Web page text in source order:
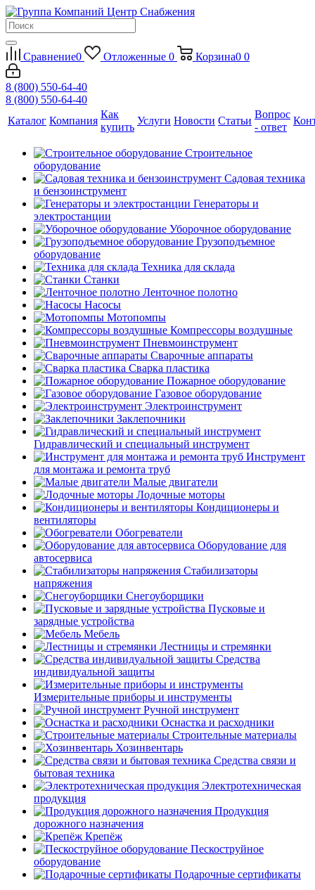
Сравнение0 Отложенные 0 Корзина0 0
8 (800) 550-64-40
8 (800) 550-64-40
Каталог Компания
Как
купить
Услуги Новости Статьи
Вопрос
- ответ
Строительное
оборудование
Садовая техника
и бензоинструмент
Генераторы и
электростанции
Уборочное оборудование
Грузоподъемное
оборудование
Техника для склада
Станки
Ленточное полотно
Насосы
Мотопомпы
Компрессоры воздушные
Пневмоинструмент
Сварочные аппараты
Сварка пластика
Пожарное оборудование
Газовое оборудование
Электроинструмент
Заклепочники
Гидравлический и специальный инструмент
Инструмент
для монтажа и ремонта труб
Малые двигатели
Лодочные моторы
Кондиционеры и
вентиляторы
Обогреватели
Оборудование для
автосервиса
Стабилизаторы
напряжения
Снегоуборщики
Пусковые и
зарядные устройства
Мебель
Лестницы и стремянки
Средства
индивидуальной защиты
Измерительные приборы и инструменты
Ручной инструмент
Оснастка и расходники
Строительные материалы
Хозинвентарь
Средства связи и
бытовая техника
Электротехническая
продукция
Продукция
дорожного назначения
Крепёж
Пескоструйное
оборудование
Подарочные сертификаты